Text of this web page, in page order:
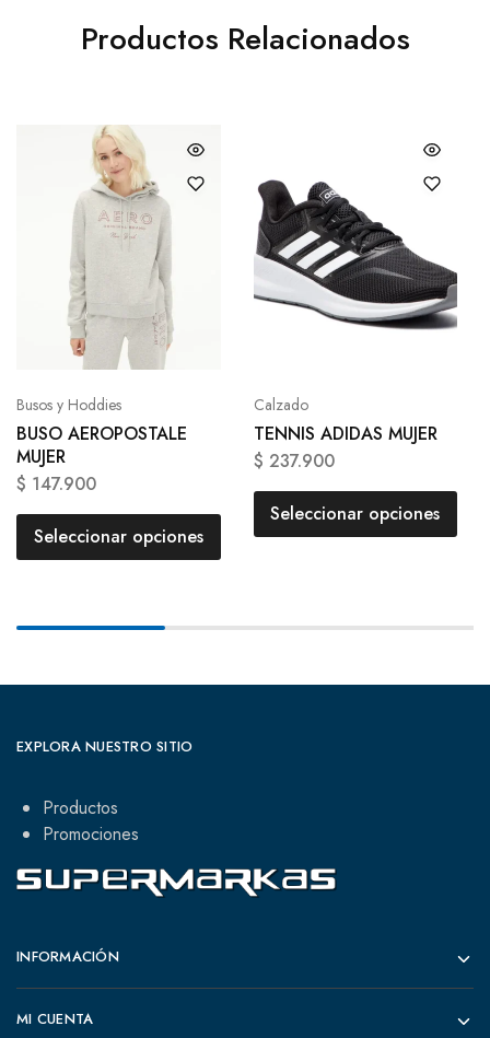
Productos Relacionados
Busos y Hoddies
BUSO AEROPOSTALE
MUJER
$ 147.900
Seleccionar opciones
Calzado
TENNIS ADIDAS MUJER
$ 237.900
Seleccionar opciones
EXPLORA NUESTRO SITIO
Productos
Promociones
INFORMACIÓN
MI CUENTA